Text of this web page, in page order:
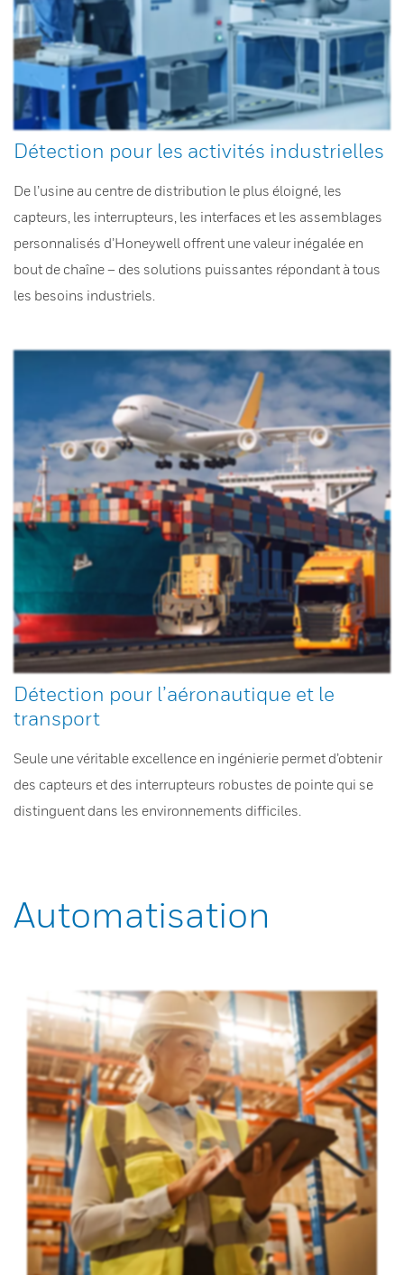
Détection pour les activités industrielles
De l’usine au centre de distribution le plus éloigné, les
capteurs, les interrupteurs, les interfaces et les assemblages
personnalisés d’Honeywell offrent une valeur inégalée en
bout de chaîne – des solutions puissantes répondant à tous
les besoins industriels.
Détection pour l’aéronautique et le
transport
Seule une véritable excellence en ingénierie permet d’obtenir
des capteurs et des interrupteurs robustes de pointe qui se
distinguent dans les environnements difficiles.
Automatisation